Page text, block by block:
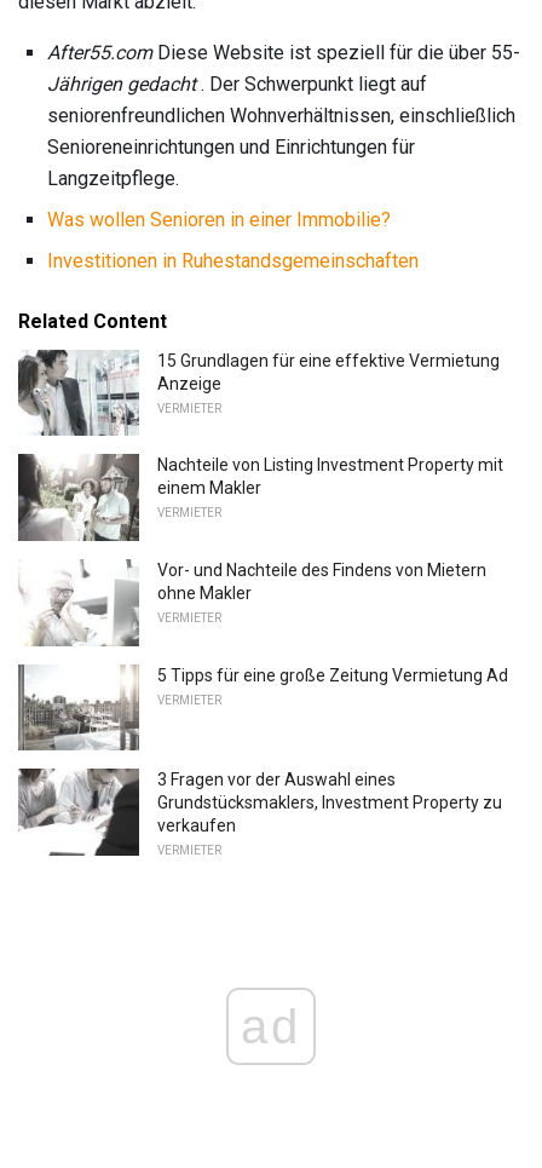
After55.comDiese Website ist speziell für die über 55-
Jährigen gedacht. Der Schwerpunkt liegt auf
seniorenfreundlichen Wohnverhältnissen, einschließlich
Senioreneinrichtungen und Einrichtungen für
Langzeitpflege.
Was wollen Senioren in einer Immobilie?
Investitionen in Ruhestandsgemeinschaften
Related Content
15 Grundlagen für eine effektive Vermietung
Anzeige
VERMIETER
Nachteile von Listing Investment Property mit
einem Makler
VERMIETER
Vor- und Nachteile des Findens von Mietern
ohne Makler
VERMIETER
5 Tipps für eine große Zeitung Vermietung Ad
VERMIETER
3 Fragen vor der Auswahl eines
Grundstücksmaklers, Investment Property zu
verkaufen
VERMIETER
ad